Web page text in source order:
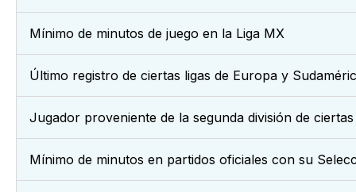
Mínimo de minutos de juego en la Liga MX
Último registro de ciertas ligas de Europa y
Jugador proveniente de la segunda división de
Mínimo de minutos en partidos oficiales con su